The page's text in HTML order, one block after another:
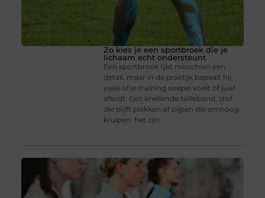
Zo kies je een sportbroek die je
lichaam echt ondersteunt
Een sportbroek lijkt misschien een
detail, maar in de praktijk bepaalt hij
vaak of je training soepel voelt of juist
afleidt. Een knellende tailleband, stof
die blijft plakken of pijpen die omhoog
kruipen: het zijn